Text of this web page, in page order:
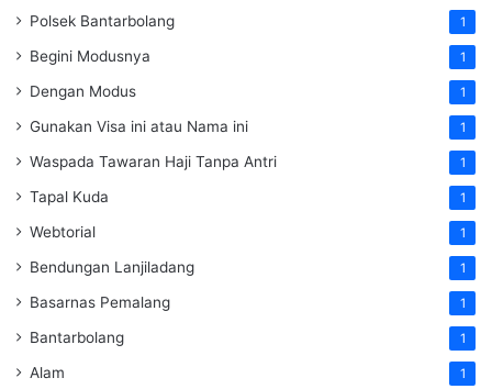
Polsek Bantarbolang 1
Begini Modusnya 1
Dengan Modus 1
Gunakan Visa ini atau Nama ini 1
Waspada Tawaran Haji Tanpa Antri 1
Tapal Kuda 1
Webtorial 1
Bendungan Lanjiladang 1
Basarnas Pemalang 1
Bantarbolang 1
Alam 1